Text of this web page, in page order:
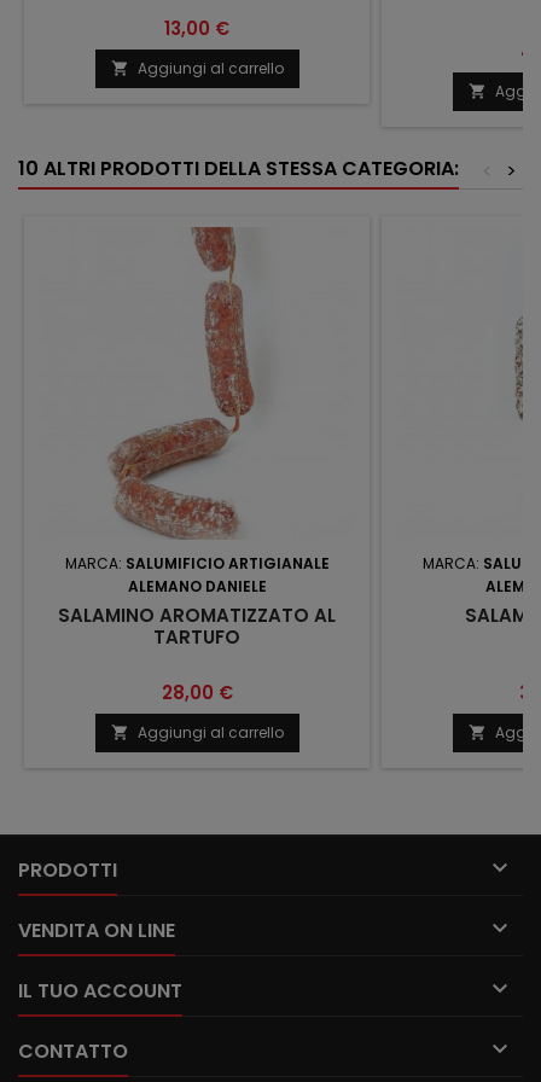
Prezzo
13,00 €
 Aggiungi al carrello

10 ALTRI PRODOTTI DELLA STESSA CATEGORIA: >
<
MARCA: SALUMIFICIO ARTIGIANALE
ALEMANO DANIELE
SALAMINO AROMATIZZATO AL
TARTUFO
Prezzo
28,00 €
 Aggiungi al carrello
MARCA:

PRODOTTI 
VENDITA ON LINE 
IL TUO ACCOUNT 
CONTATTO 